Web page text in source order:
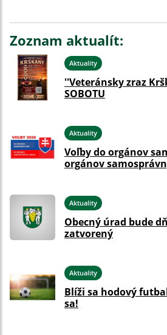
Zoznam aktualít:
Aktuality
''Veteránsky zraz
SOBOTU
Aktuality
Voľby do orgánov
orgánov
Aktuality
Obecný úrad bude
zatvorený
Aktuality
Blíži sa hodový
sa!